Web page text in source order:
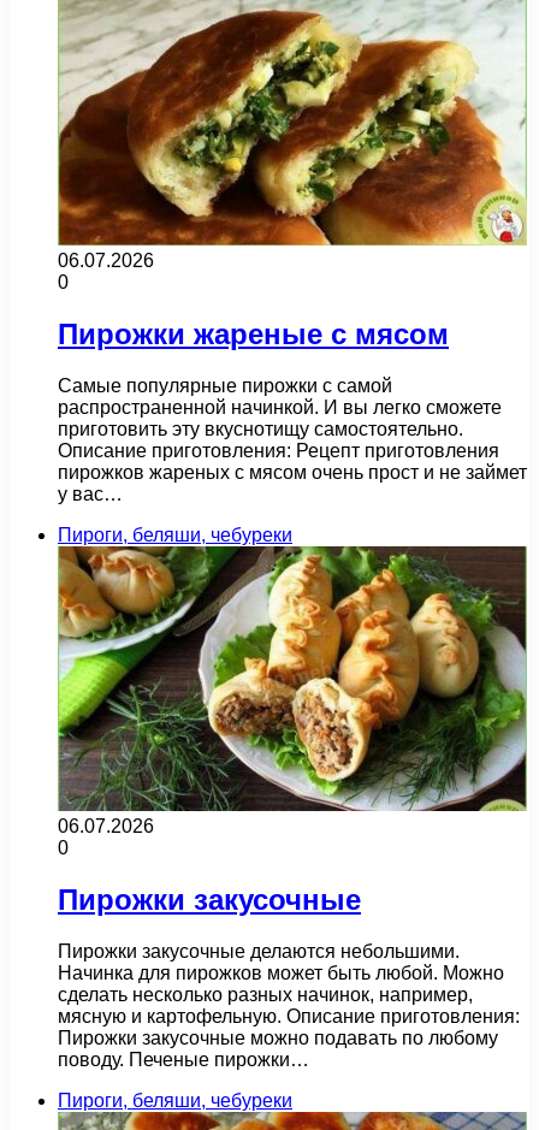
06.07.2026
0
Пирожки жареные с мясом
Самые популярные пирожки с самой
распространенной начинкой. И вы легко сможете
приготовить эту вкуснотищу самостоятельно.
Описание приготовления: Рецепт приготовления
пирожков жареных с мясом очень прост и не займет
у вас…
Пироги, беляши, чебуреки
06.07.2026
0
Пирожки закусочные
Пирожки закусочные делаются небольшими.
Начинка для пирожков может быть любой. Можно
сделать несколько разных начинок, например,
мясную и картофельную. Описание приготовления:
Пирожки закусочные можно подавать по любому
поводу. Печеные пирожки…
Пироги, беляши, чебуреки